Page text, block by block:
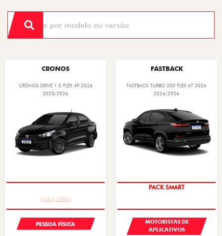
CRONOS
CRONOS DRIVE 1.0 FLEX 4P 2026
2025/2026
PESSOA FÍSICA
FASTBACK
FASTBACK TURBO 200 FLEX AT 2026
2026/2026
PACK SMART
MOTORISTAS DE
APLICATIVOS